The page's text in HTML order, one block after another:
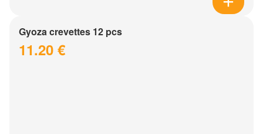
Gyoza crevettes 12 pcs
11.20 €